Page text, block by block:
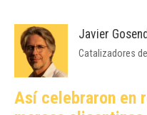
Javier
Catalizadores
Así celebraron en